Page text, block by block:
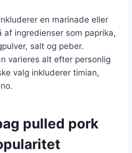
en marinade eller
af ingredienser som paprika,
salt og peber.
varieres alt efter personlig
valg inkluderer timian,
pulled pork